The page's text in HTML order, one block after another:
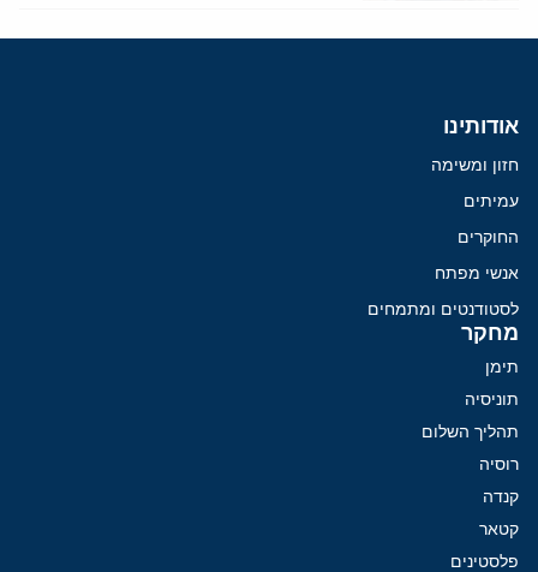
אודותינו
חזון ומשימה
עמיתים
החוקרים
אנשי מפתח
לסטודנטים ומתמחים
מחקר
תימן
תוניסיה
תהליך השלום
רוסיה
קנדה
קטאר
פלסטינים